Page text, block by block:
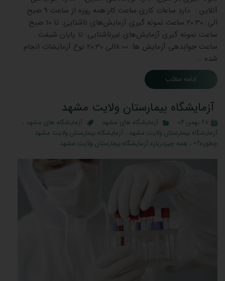
آنلاین : دارد ساعات کاری ساعت کار:همه روزه از ساعت 9 صبح
الی .20:30 ساعت نمونه گیری آزمایش‌های ناشتایی: تا 10 صبح
ساعت نمونه گیری آزمایش‌های غیرناشتایی: تا پایان شیفت
ساعت جوابدهی آزمایش ‌ها: 8:00الی 20:30 نوع آزمایشات انجام
شده …
ادامه مطلب
آزمایشگاه بیمارستان ولایت مشهد
۲۸ بهمن ۰۴ آزمایشگاه های مشهد آزمایشگاه های مشهد ،
آزمایشگاه بیمارستان ولایت مشهد ، آزمایشگاه بیمارستان ولایت مشهد
چطوره؟> ، همه چیزدرباره آزمایشگاه بیمارستان ولایت مشهد